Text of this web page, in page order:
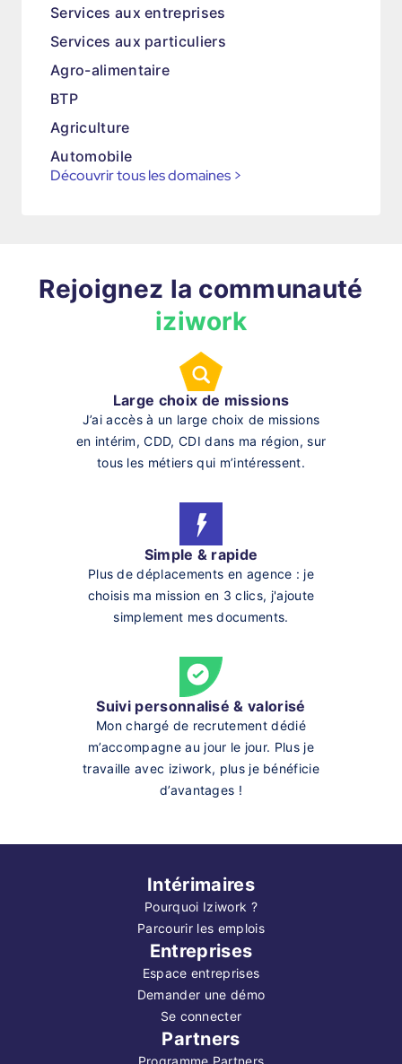
Services aux entreprises
Services aux particuliers
Agro-alimentaire
BTP
Agriculture
Automobile
Découvrir tous les domaines >
Rejoignez la communauté
iziwork
Large choix de missions
J’ai accès à un large choix de missions
en intérim, CDD, CDI dans ma région, sur
tous les métiers qui m’intéressent.
Simple & rapide
Plus de déplacements en agence : je
choisis ma mission en 3 clics, j'ajoute
simplement mes documents.
Suivi personnalisé & valorisé
Mon chargé de recrutement dédié
m’accompagne au jour le jour. Plus je
travaille avec iziwork, plus je bénéficie
d’avantages !
Intérimaires
Pourquoi Iziwork ?
Parcourir les emplois
Entreprises
Espace entreprises
Demander une démo
Se connecter
Partners
Programme Partners